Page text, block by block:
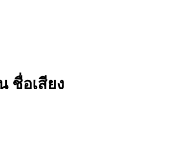
ชื่อเสียง